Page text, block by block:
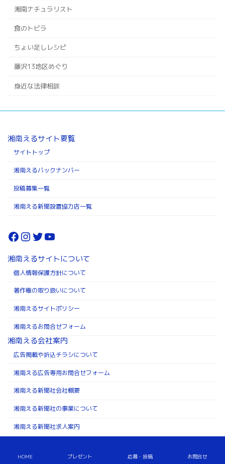
湘南ナチュラリスト
食のトビラ
ちょい足しレシピ
藤沢13地区めぐり
身近な法律相談
湘南えるサイト要覧
サイトトップ
湘南えるバックナンバー
投稿募集一覧
湘南える新聞設置協力店一覧
Facebook
Instagram
Twitter
YouTube
湘南えるサイトについて
個人情報保護方針について
著作権の取り扱いについて
湘南えるサイトポリシー
湘南えるお問合せフォーム
湘南える会社案内
広告掲載や折込チラシについて
湘南える広告専用お問合せフォーム
湘南える新聞社会社概要
湘南える新聞社の事業について
湘南える新聞社求人案内
HOME プレゼント 応募・投稿 お問合せ